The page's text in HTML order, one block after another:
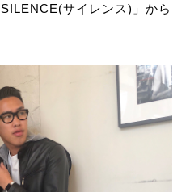
SILENCE(サイレンス)」から